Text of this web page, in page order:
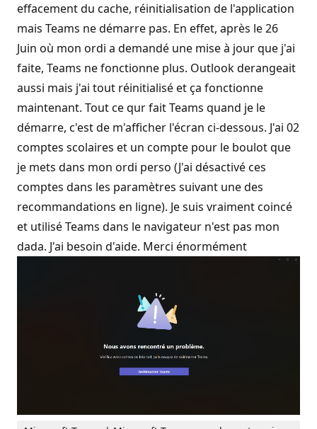
t
i
o
n
effacement du cache, réinitialisation de l'application
mais Teams ne démarre pas. En effet, après le 26
Juin où mon ordi a demandé une mise à jour que j'ai
faite, Teams ne fonctionne plus. Outlook derangeait
aussi mais j'ai tout réinitialisé et ça fonctionne
maintenant. Tout ce qur fait Teams quand je le
démarre, c'est de m'afficher l'écran ci-dessous. J'ai 02
comptes scolaires et un compte pour le boulot que
je mets dans mon ordi perso (J'ai désactivé ces
comptes dans les paramètres suivant une des
recommandations en ligne). Je suis vraiment coincé
et utilisé Teams dans le navigateur n'est pas mon
dada. J'ai besoin d'aide. Merci énormément